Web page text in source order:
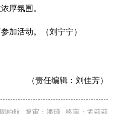
厚氛围。
加活动。（刘宁宁）
（责任编辑： 刘佳芳）
柏航 复审：潘瑾 终审：孟莉莉